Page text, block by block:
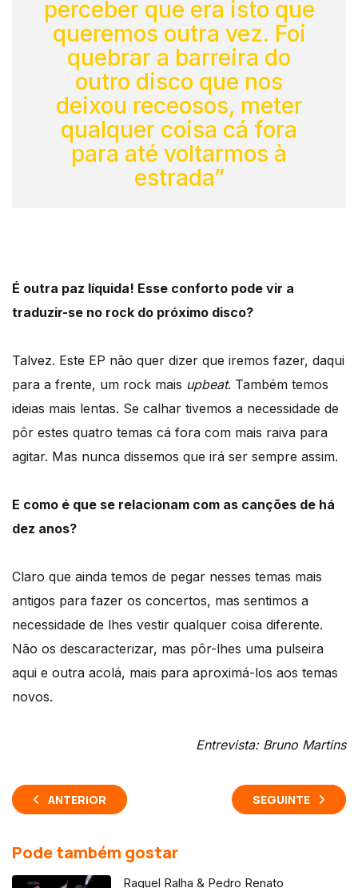
perceber que era isto que
queremos outra vez. Foi
quebrar a barreira do
outro disco que nos
deixou receosos, meter
qualquer coisa cá fora
para até voltarmos à
estrada”
É outra paz líquida! Esse conforto pode vir a
traduzir-se no rock do próximo disco?
Talvez. Este EP não quer dizer que iremos fazer, daqui
para a frente, um rock mais upbeat. Também temos
ideias mais lentas. Se calhar tivemos a necessidade de
pôr estes quatro temas cá fora com mais raiva para
agitar. Mas nunca dissemos que irá ser sempre assim.
E como é que se relacionam com as canções de há
dez anos?
Claro que ainda temos de pegar nesses temas mais
antigos para fazer os concertos, mas sentimos a
necessidade de lhes vestir qualquer coisa diferente.
Não os descaracterizar, mas pôr-lhes uma pulseira
aqui e outra acolá, mais para aproximá-los aos temas
novos.
Entrevista: Bruno Martins
ANTERIOR SEGUINTE
Pode também gostar
Raquel Ralha & Pedro Renato